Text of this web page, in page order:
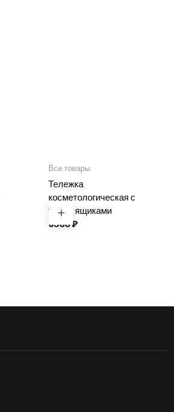
Все товары
Тележка
косметологическая с
тремя ящиками
6500₽